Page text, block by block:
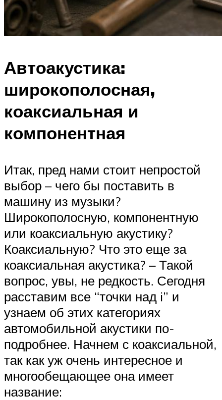
Автоакустика:
широкополосная,
коаксиальная и
компонентная
Итак, пред нами стоит непростой
выбор – чего бы поставить в
машину из музыки?
Широкополосную, компонентную
или коаксиальную акустику?
Коаксиальную? Что это еще за
коаксиальная акустика? – Такой
вопрос, увы, не редкость. Сегодня
расставим все “точки над i” и
узнаем об этих категориях
автомобильной акустики по-
подробнее. Начнем с коаксиальной,
так как уж очень интересное и
многообещающее она имеет
название: